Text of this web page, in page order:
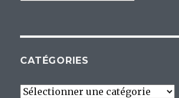
CATÉGORIES
Catégories